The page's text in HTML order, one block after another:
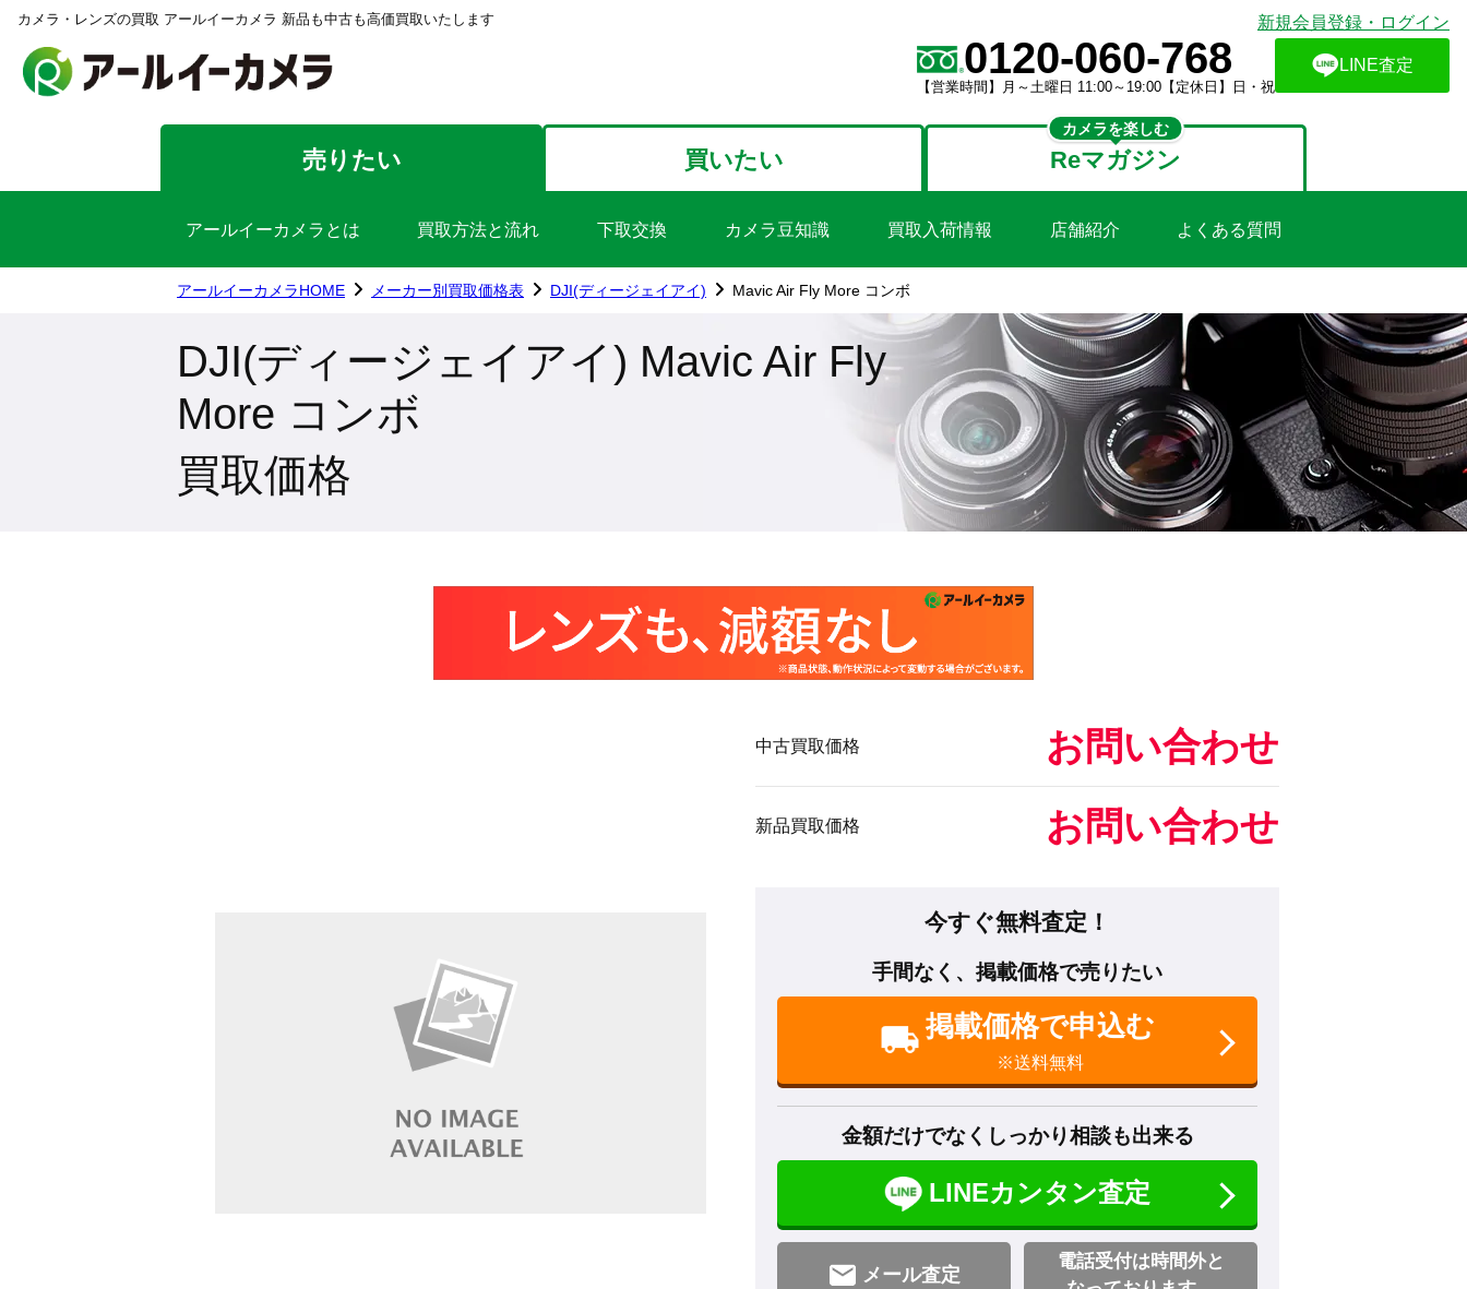
カメラ・レンズの買取 アールイーカメラ 新品も中古も高価買取いたします 新規会員登録・ログイン
0120-060-768
【営業時間】月～土曜日 11:00～19:00【定休日】日・祝
LINE査定
売りたい 買いたい Reマガジン
カメラを楽しむ
アールイーカメラとは 買取方法と流れ 下取交換 カメラ豆知識 買取入荷情報 店舗紹介 よくある質問
アールイーカメラHOME メーカー別買取価格表 DJI(ディージェイアイ) Mavic Air Fly More コンボ
DJI(ディージェイアイ) Mavic Air Fly
More コンボ
買取価格
中古買取価格 お問い合わせ
新品買取価格 お問い合わせ
今すぐ無料査定！
手間なく、掲載価格で売りたい
掲載価格で申込む
※送料無料
金額だけでなくしっかり相談も出来る
LINEカンタン査定
メール査定
電話受付は時間外と